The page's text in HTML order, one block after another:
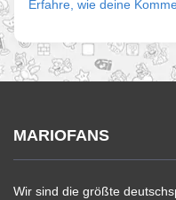
Erfahre, wie deine
MARIOFANS
Wir sind die größte